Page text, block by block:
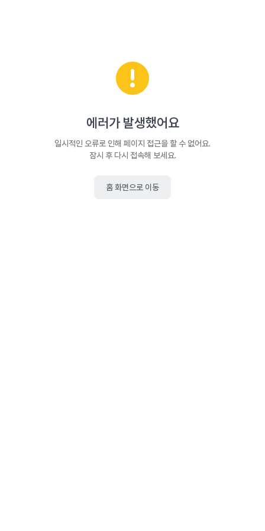
에러가 발생했어요
일시적인 오류로 인해 페이지 접근을 할 수 없어요.
잠시 후 다시 접속해 보세요.
홈 화면으로 이동